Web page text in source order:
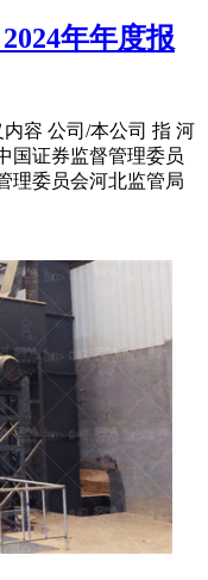
年年度报
容 公司/本公司 指 河
国证券监督管理委员
理委员会河北监管局